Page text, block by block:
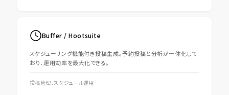
Buffer / Hootsuite
スケジューリング機能付き投稿生成。予約投稿と分析が一体化して
おり、運用効率を最大化できる。
投稿管理、スケジュール運用